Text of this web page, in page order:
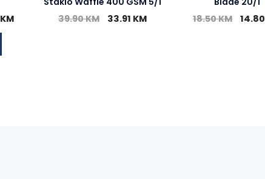
KM
39.90KM 33.91 KM
18.50KM 14.80